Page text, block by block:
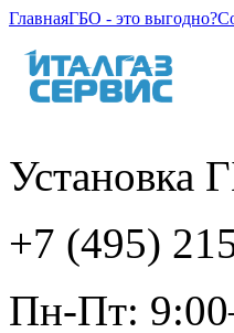
ГлавнаяГБО - это выгодно?
Установка
+7 (495)
Пн-Пт: